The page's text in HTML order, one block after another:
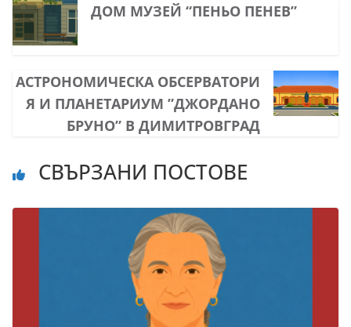
ДОМ МУЗЕЙ “ПЕНЬО ПЕНЕВ”
АСТРОНОМИЧЕСКА ОБСЕРВАТОРИ
Я И ПЛАНЕТАРИУМ ”ДЖОРДАНО
БРУНО” В ДИМИТРОВГРАД
СВЪРЗАНИ ПОСТОВЕ